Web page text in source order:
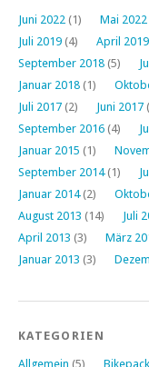
Juni 2022 (1) Mai 2022
Juli 2019 (4) April 2019
September 2018 (5)
Januar 2018 (1)
Juli 2017 (2) Juni 2017
September 2016 (4)
Januar 2015 (1)
September 2014(1)
Januar 2014(2)
August 2013 (14) Juli
April 2013 (3) März
Januar 2013 (3)
KATEGORIEN
Allgemein (5)